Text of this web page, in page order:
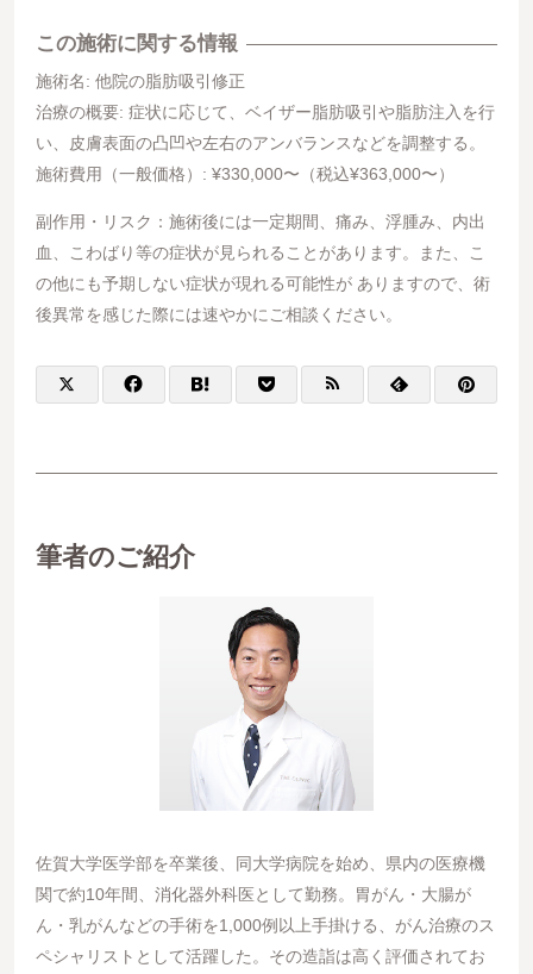
この施術に関する情報
施術名: 他院の脂肪吸引修正
治療の概要: 症状に応じて、ベイザー脂肪吸引や脂肪注入を行
い、皮膚表面の凸凹や左右のアンバランスなどを調整する。
施術費用（一般価格）: ¥330,000〜（税込¥363,000〜）
副作用・リスク：施術後には一定期間、痛み、浮腫み、内出
血、こわばり等の症状が見られることがあります。また、こ
の他にも予期しない症状が現れる可能性が ありますので、術
後異常を感じた際には速やかにご相談ください。
筆者のご紹介
佐賀大学医学部を卒業後、同大学病院を始め、県内の医療機
関で約10年間、消化器外科医として勤務。胃がん・大腸が
ん・乳がんなどの手術を1,000例以上手掛ける、がん治療のス
ペシャリストとして活躍した。その造詣は高く評価されてお